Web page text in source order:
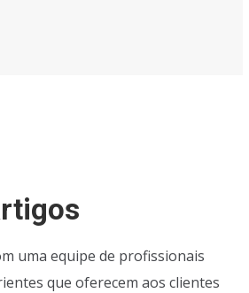
uma equipe de profissionais
que oferecem aos clientes